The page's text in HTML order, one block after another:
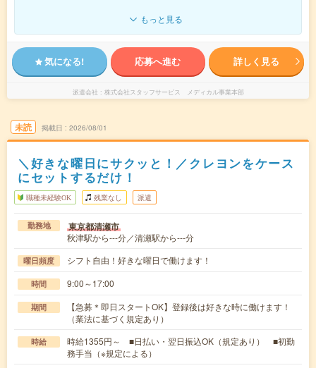
もっと見る
気になる! 応募へ進む 詳しく見る
派遣会社 株式会社スタッフサービス メディカル事業本部
未読 掲載日 2026/08/01
＼好きな曜日にサクッと！／クレヨンをケース
にセットするだけ！
職種未経験OK 残業なし 派遣
勤務地 東京都清瀬市
秋津駅から---分／清瀬駅から---分
曜日頻度 シフト自由！好きな曜日で働けます！
時間 9:00～17:00
期間
【急募＊即日スタートOK】登録後は好きな時に働けます！
（業法に基づく規定あり）
時給
時給1355円～ ■日払い・翌日振込OK（規定あり） ■初勤
務手当（※規定による）